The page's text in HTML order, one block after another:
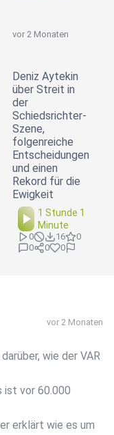
vor 2 Monaten
Deniz Aytekin
über Streit in
der
Schiedsrichter-
Szene,
folgenreiche
Entscheidungen
und einen
Rekord für die
Ewigkeit
1 Stunde 1
Minute
0 16
0
0
0 0
vor 2 Monaten
wie der VAR
ist vor 60.000
erklärt wie es um